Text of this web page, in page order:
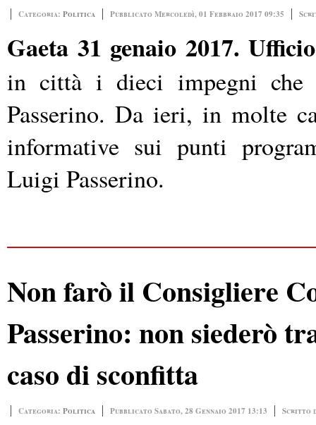
Categoria: Politica Pubblicato Mercoledì, 01 Febbraio 2017 09:35
Gaeta 31 genaio 2017.
in città i dieci impegni che
Passerino. Da ieri, in molte
informative sui punti
Luigi Passerino.
Non farò il Consigliere
Passerino: non siederò
caso di sconfitta
Categoria: Politica Pubblicato Sabato, 28 Gennaio 2017 13:13 Scritto